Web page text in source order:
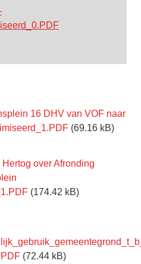
16 DHV van VOF naar
(69.16 kB)
over Afronding
(174.42 kB)
(72.44 kB)